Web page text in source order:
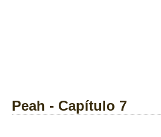
Peah - Capítulo 7